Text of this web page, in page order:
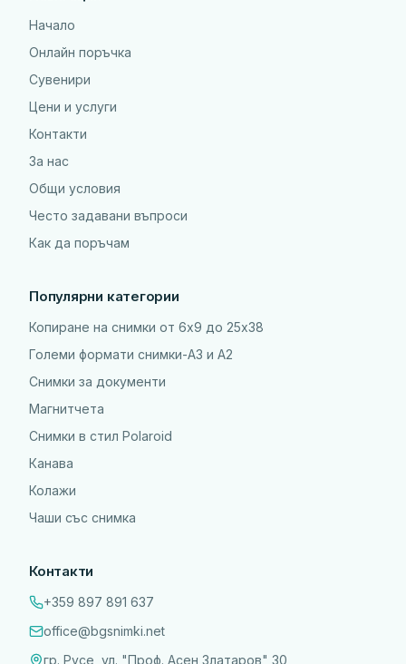
Начало
Онлайн поръчка
Сувенири
Цени и услуги
Контакти
За нас
Общи условия
Често задавани въпроси
Как да поръчам
Популярни категории
Копиране на снимки от 6x9 до 25х38
Големи формати снимки-А3 и А2
Снимки за документи
Магнитчета
Снимки в стил Polaroid
Канава
Колажи
Чаши със снимка
Контакти
+359 897 891 637
office@bgsnimki.net
гр. Русе, ул. "Проф. Асен Златаров" 30